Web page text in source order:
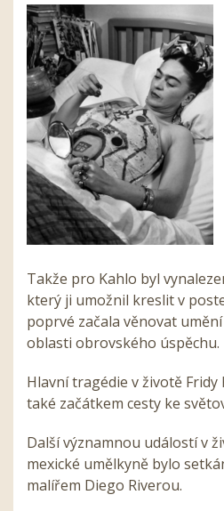
Takže pro Kahlo byl
který ji umožnil kreslit v
poprvé začala věnovat
oblasti obrovského úspěchu.
Hlavní tragédie v životě Fridy
také začátkem cesty ke
Další významnou událostí v
mexické umělkyně bylo
malířem Diego Riverou.